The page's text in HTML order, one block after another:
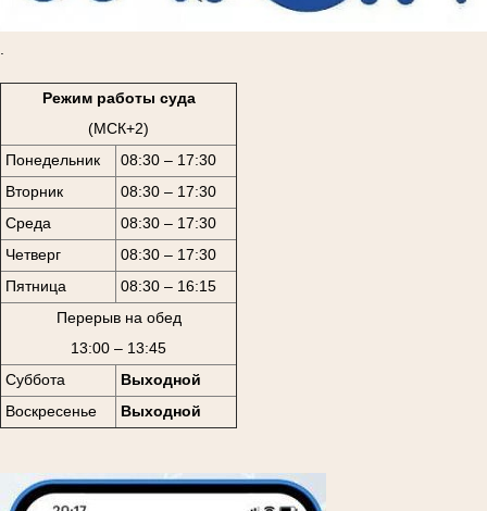
Режим работы суда
(МСК+2)
Понедельник
08:30 – 17:30
Вторник
08:30 – 17:30
Среда
08:30 – 17:30
Четверг
08:30 – 17:30
Пятница
08:30 – 16:15
Перерыв на обед
13:00 – 13:45
Суббота
Выходной
Воскресенье
Выходной